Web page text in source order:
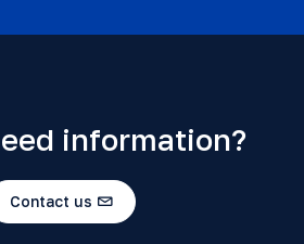
information?
Contact us